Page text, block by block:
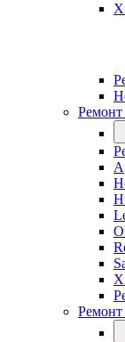
Ремонт